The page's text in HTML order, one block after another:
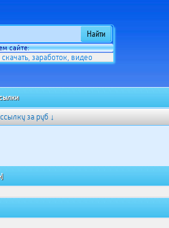
сайте:
скачать, заработок, видео
за руб ↓